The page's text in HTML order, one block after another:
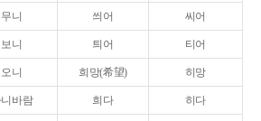
무니 씌어 씨어
보니 틔어 티어
오니 희망(希望) 히망
바람 희다 히다